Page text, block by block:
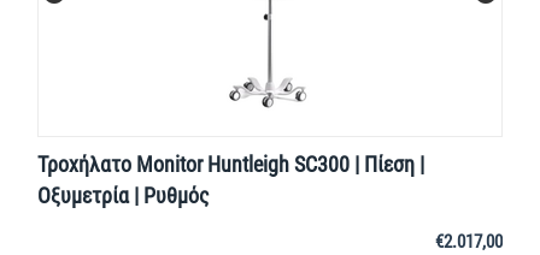
Τροχήλατο Monitor Huntleigh SC300 | Πίεση |
Οξυμετρία | Ρυθμός
€2.017,00